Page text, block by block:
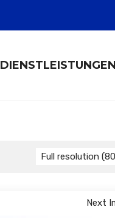
DIENSTLEISTUNGEN
Full resolution
Next